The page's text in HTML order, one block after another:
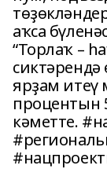
аҡса
“Торлаҡ –
сиктәрендә
ярҙам итеү
процентын
кәметте.